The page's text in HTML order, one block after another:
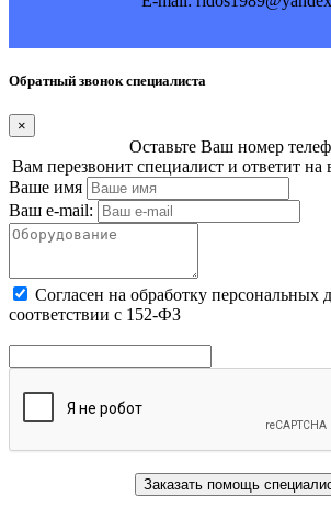
Обратный звонок специалиста
×
Оставьте Ваш номер
Вам перезвонит специалист и ответит
Ваше имя
Ваш e-mail:
Cогласен на обработку персональных
соответствии с 152-ФЗ
Заказать помощь